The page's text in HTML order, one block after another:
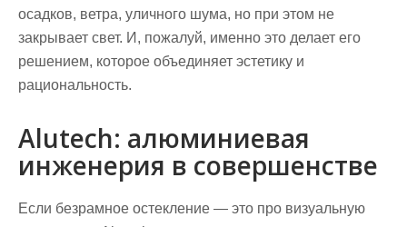
осадков, ветра, уличного шума, но при этом не
закрывает свет. И, пожалуй, именно это делает его
решением, которое объединяет эстетику и
рациональность.
Alutech: алюминиевая
инженерия в совершенстве
Если безрамное остекление — это про визуальную